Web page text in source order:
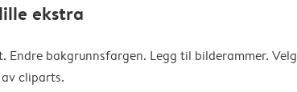
ekstra
Endre bakgrunnsfargen. Legg til bilderammer. Velg
cliparts.